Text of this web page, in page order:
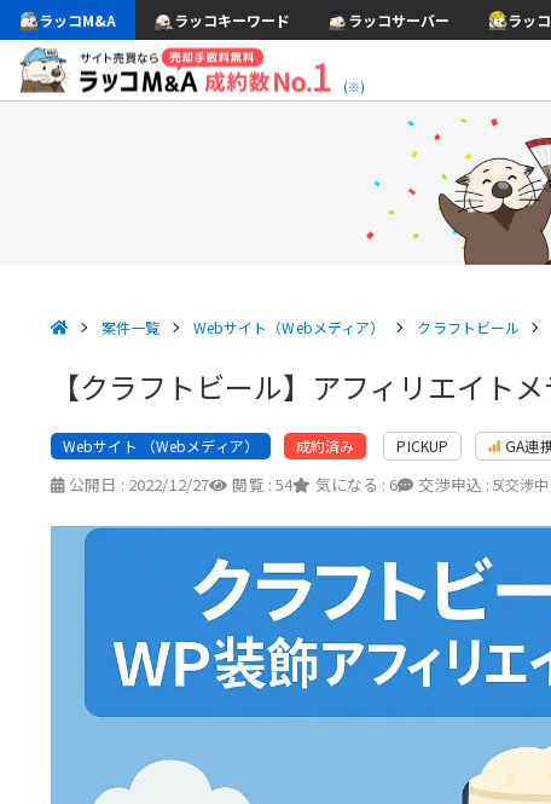
ラッコM&A ラッコキーワード ラッコサーバー ラッ
(※)
案件一覧 Webサイト（Webメディア） クラフトビール
【クラフトビール】アフィリエイト
Webサイト （Webメディア） 成約済み PICKUP GA連
公開日 : 2022/12/27 閲覧 :54 気になる : 6 交渉申込 :5
（交渉中